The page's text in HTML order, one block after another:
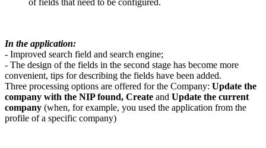
of fields that need to be configured.
In the application:
- Improved search field and search engine;
- The design of the fields in the second stage has become more
convenient, tips for describing the fields have been added.
Three processing options are offered for the Сompany: Update the
company with the NIP found, Create and Update the current
company (when, for example, you used the application from the
profile of a specific company)